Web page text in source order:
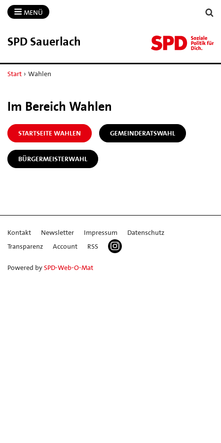
MENÜ
SPD Sauerlach
Start › Wahlen
Im Bereich Wahlen
STARTSEITE WAHLEN GEMEINDERATSWAHL
BÜRGERMEISTERWAHL
Kontakt Newsletter Impressum
Datenschutz
Transparenz
Account RSS
Powered bySPD-Web-O-Mat